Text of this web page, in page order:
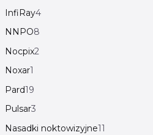
InfiRay4
NNPO8
Nocpix2
Noxar1
Pard19
Pulsar3
Nasadki noktowizyjne11